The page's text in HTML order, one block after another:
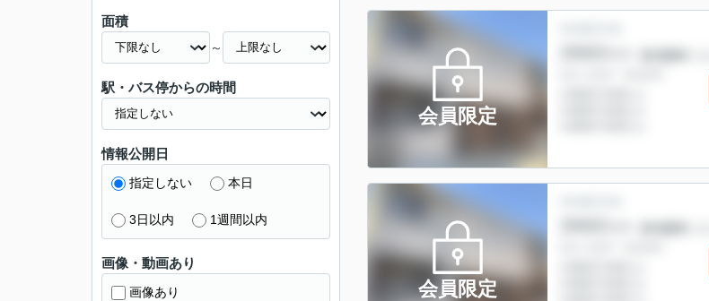
会員限定
会員限定
面積
～
駅・バス停からの時間
情報公開日
指定しない 本日
3日以内 1週間以内
画像・動画あり
画像あり